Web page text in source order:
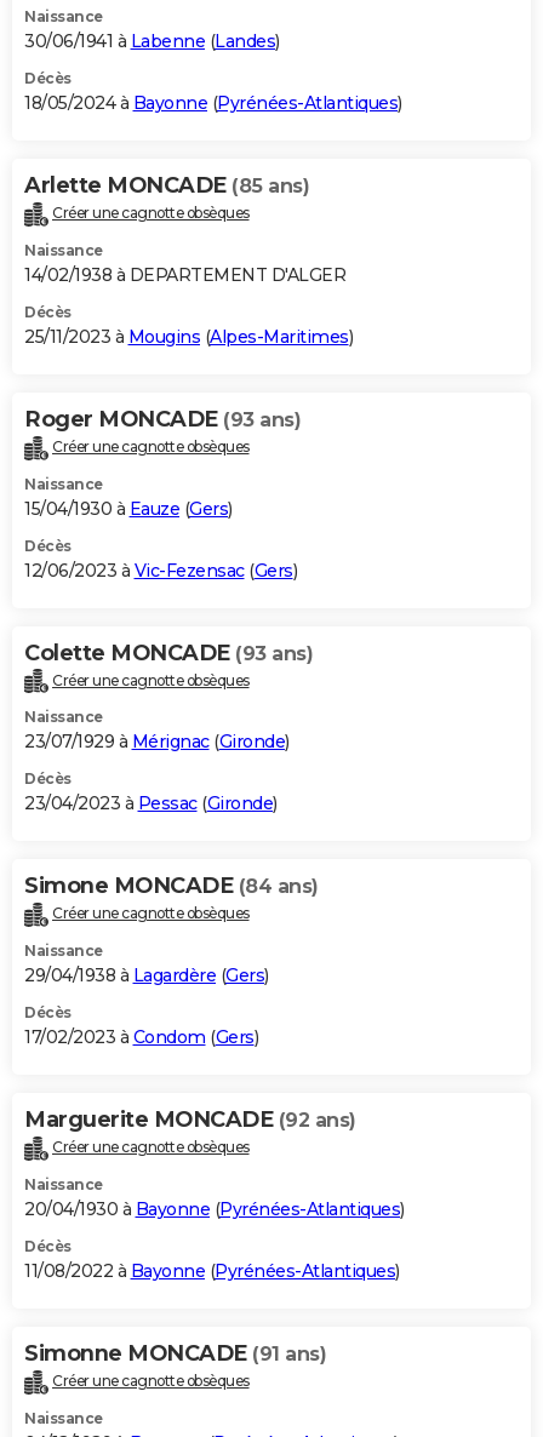
Naissance
30/06/1941 à Labenne (Landes)
Décès
18/05/2024 à Bayonne (Pyrénées-Atlantiques)
Arlette MONCADE (85 ans)
Créer une cagnotte obsèques
Naissance
14/02/1938 à DEPARTEMENT D'ALGER
Décès
25/11/2023 à Mougins (Alpes-Maritimes)
Roger MONCADE (93 ans)
Créer une cagnotte obsèques
Naissance
15/04/1930 à Eauze (Gers)
Décès
12/06/2023 à Vic-Fezensac(Gers)
Colette MONCADE (93 ans)
Créer une cagnotte obsèques
Naissance
23/07/1929 à Mérignac(Gironde)
Décès
23/04/2023 à Pessac(Gironde)
Simone MONCADE (84 ans)
Créer une cagnotte obsèques
Naissance
29/04/1938 à Lagardère (Gers)
Décès
17/02/2023 à Condom (Gers)
Marguerite MONCADE (92 ans)
Créer une cagnotte obsèques
Naissance
20/04/1930 à Bayonne (Pyrénées-Atlantiques)
Décès
11/08/2022 à Bayonne (Pyrénées-Atlantiques)
Simonne MONCADE (91 ans)
Créer une cagnotte obsèques
Naissance